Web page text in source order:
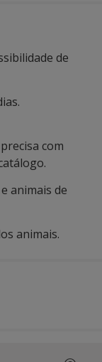
de
com
animais de
animais.